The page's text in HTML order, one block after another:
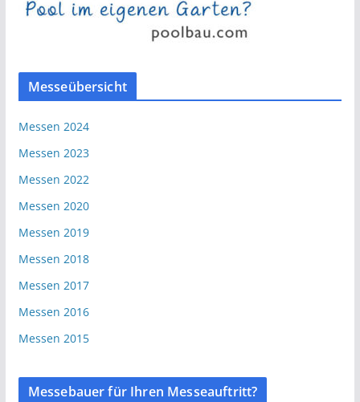
Messeübersicht
Messen 2024
Messen 2023
Messen 2022
Messen 2020
Messen 2019
Messen 2018
Messen 2017
Messen 2016
Messen 2015
Messebauer für Ihren Messeauftritt?